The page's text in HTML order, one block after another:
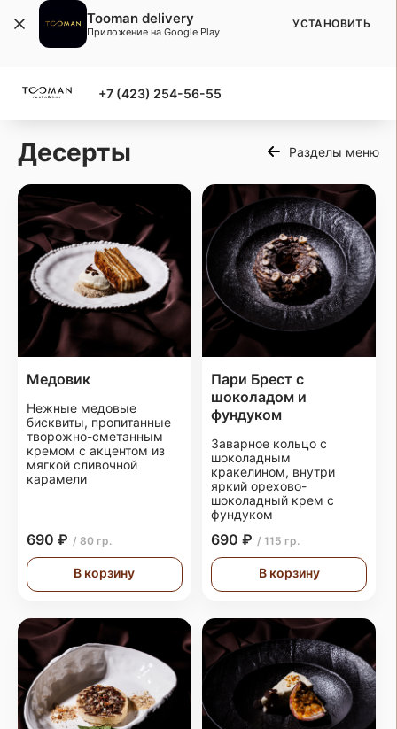
+7 (423) 254-56-55
Десерты Разделы меню
Медовик
Нежные медовые
бисквиты, пропитанные
творожно-сметанным
кремом с акцентом из
мягкой сливочной
карамели
690 ₽ / 80 гр.
В корзину
Пари Брест с
шоколадом и
фундуком
Заварное кольцо с
шоколадным
кракелином, внутри
яркий орехово-
шоколадный крем с
фундуком
690 ₽ / 115 гр.
В корзину
Tooman delivery
Приложение на Google Play
УСТАНОВИТЬ